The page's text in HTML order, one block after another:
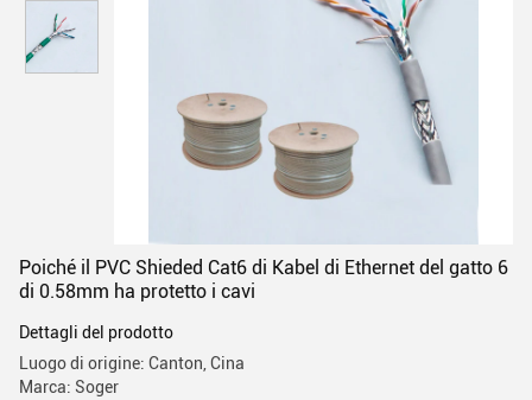
Poiché il PVC Shieded Cat6 di Kabel di Ethernet del gatto 6
di 0.58mm ha protetto i cavi
Dettagli del prodotto
Luogo di origine: Canton, Cina
Marca: Soger